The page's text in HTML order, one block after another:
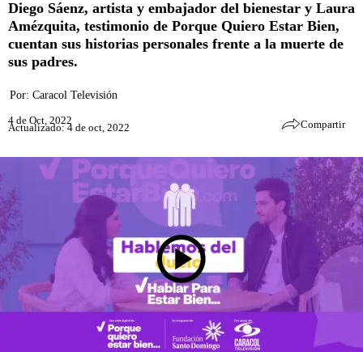
Diego Sáenz, artista y embajador del bienestar y Laura
Amézquita, testimonio de Porque Quiero Estar Bien,
cuentan sus historias personales frente a la muerte de
sus padres.
Por: Caracol Televisión
4 de Oct, 2022
Actualizado: 4 de oct, 2022 Compartir